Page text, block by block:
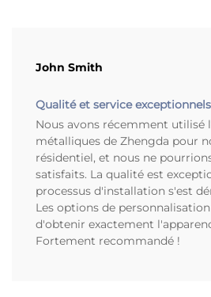
John Smith
Qualité et service exceptionnels
Nous avons récemment utilisé
métalliques de Zhengda pour
résidentiel, et nous ne
satisfaits. La qualité est
processus d'installation s'est
Les options de
d'obtenir exactement
Fortement recommandé !